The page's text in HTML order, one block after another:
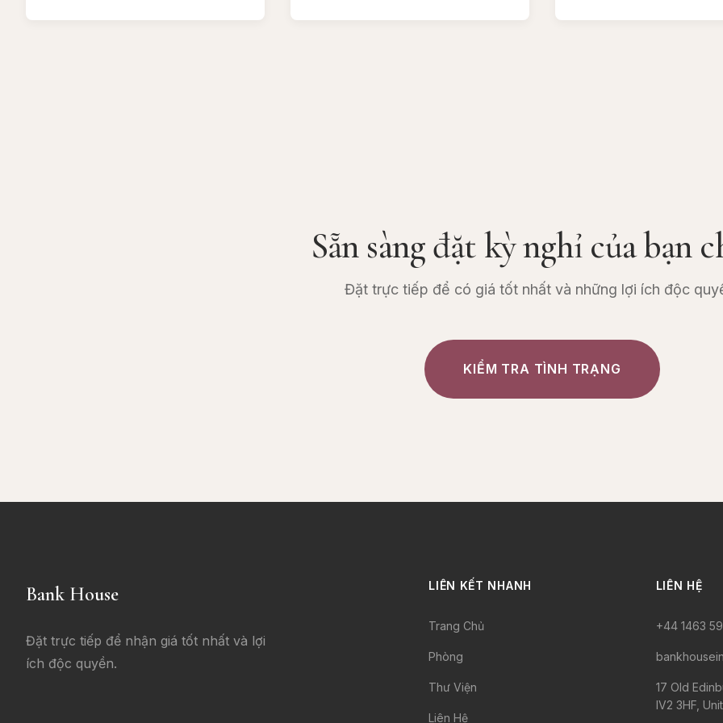
Sẵn sàng đặt kỳ nghỉ của bạn
Đặt trực tiếp để có giá tốt nhất và những lợi ích độc
KIỂM TRA TÌNH TRẠNG
Bank House
Đặt trực tiếp để nhận giá tốt nhất và lợi
ích độc quyền.
LIÊN KẾT NHANH
Trang Chủ
Phòng
Thư Viện
Liên Hệ
LIÊN HỆ
+44 1463
17 Old
IV2 3HF,